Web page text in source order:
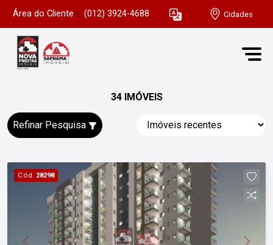
Área do Cliente (012) 3924-4688 Cidades
34 IMÓVEIS
Refinar Pesquisa
Cód. 28298